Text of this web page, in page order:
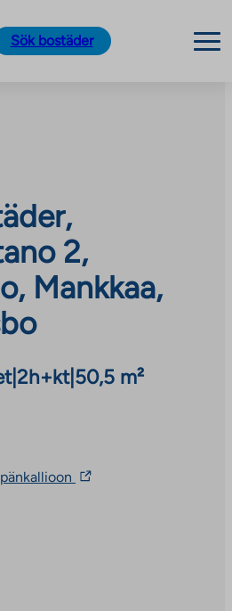
Sök bostäder
2,
Mankkaa,
|2h+kt| 50,5 m²
The